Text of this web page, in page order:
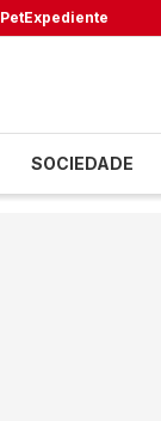
PetExpediente
SOCIEDADE